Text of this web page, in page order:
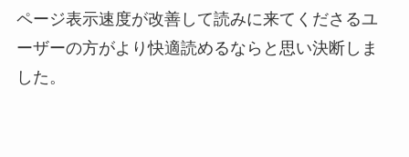
ページ表示速度が改善して読みに来てくださるユ
ーザーの方がより快適読めるならと思い決断しま
した。